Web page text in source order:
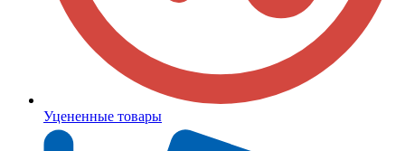
Уцененные товары